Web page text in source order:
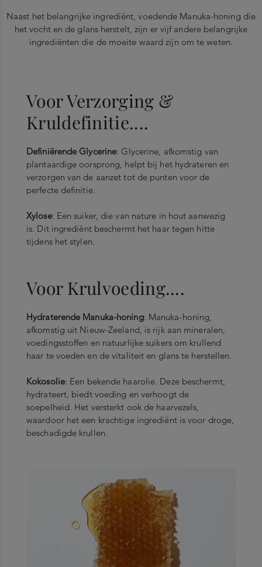
Naast het belangrijke ingrediënt, voedende Manuka-honing die
het vocht en de glans herstelt, zijn er vijf andere belangrijke
ingrediënten die de moeite waard zijn om te weten.
Voor Verzorging &
Kruldefinitie....
Definiërende Glycerine: Glycerine, afkomstig van
plantaardige oorsprong, helpt bij het hydrateren en
verzorgen van de aanzet tot de punten voor de
perfecte definitie.
Xylose: Een suiker, die van nature in hout aanwezig
is. Dit ingrediënt beschermt het haar tegen hitte
tijdens het stylen.
Voor Krulvoeding....
Hydraterende Manuka-honing: Manuka-honing,
afkomstig uit Nieuw-Zeeland, is rijk aan mineralen,
voedingsstoffen en natuurlijke suikers om krullend
haar te voeden en de vitaliteit en glans te herstellen.
Kokosolie: Een bekende haarolie. Deze beschermt,
hydrateert, biedt voeding en verhoogt de
soepelheid. Het versterkt ook de haarvezels,
waardoor het een krachtige ingrediënt is voor droge,
beschadigde krullen.